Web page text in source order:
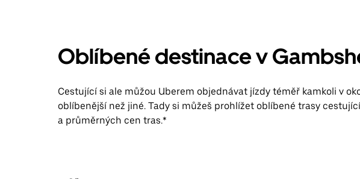
Oblíbené destinace v
Cestující si ale můžou Uberem objednávat jízdy téměř kamkoli v
oblíbenější než jiné. Tady si můžeš prohlížet oblíbené trasy
a průměrných cen tras.*